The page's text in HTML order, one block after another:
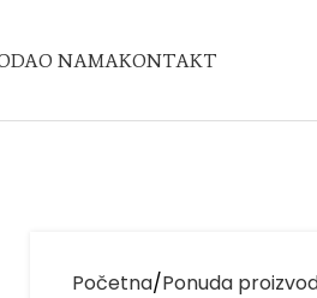
O NAMAKONTAKT
Početna Ponuda